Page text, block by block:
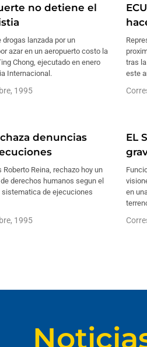
no detiene el
lanzada por un
azar en un aeropuerto costo la
Chong, ejecutado en enero
Internacional.
1995
tras
este
denuncias
Reina, rechazo hoy un
derechos humanos segun el
de ejecuciones
1995
EL
en